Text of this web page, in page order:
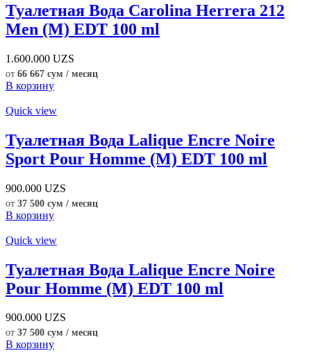
Туалетная Вода Carolina Herrera 212
Men (M) EDT 100 ml
1.600.000 UZS
от 66 667 сум / месяц
В корзину
Quick view
Туалетная Вода Lalique Encre Noire
Sport Pour Homme (M) EDT 100 ml
900.000 UZS
от 37 500 сум / месяц
В корзину
Quick view
Туалетная Вода Lalique Encre Noire
Pour Homme (M) EDT 100 ml
900.000 UZS
от 37 500 сум / месяц
В корзину